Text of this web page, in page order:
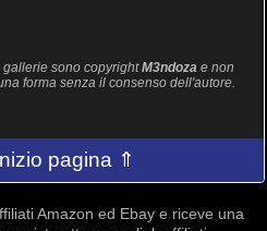
gallerie sono copyrightM3ndoza e non
forma senza il consenso dell'autore.
pagina ⇑
Amazon ed Ebay e riceve una